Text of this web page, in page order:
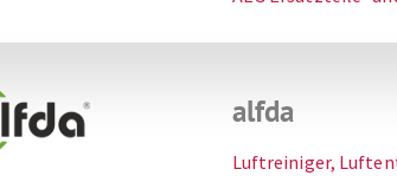
alfda
Luftreiniger,